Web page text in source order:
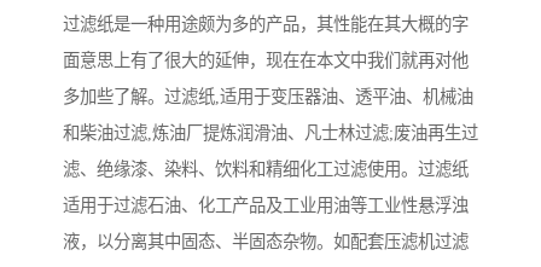
过滤纸是一种用途颇为多的产品，其性能在其大概的字
面意思上有了很大的延伸，现在在本文中我们就再对他
多加些了解。过滤纸,适用于变压器油、透平油、机械油
和柴油过滤,炼油厂提炼润滑油、凡士林过滤;废油再生过
滤、绝缘漆、染料、饮料和精细化工过滤使用。过滤纸
适用于过滤石油、化工产品及工业用油等工业性悬浮浊
液，以分离其中固态、半固态杂物。如配套压滤机过滤